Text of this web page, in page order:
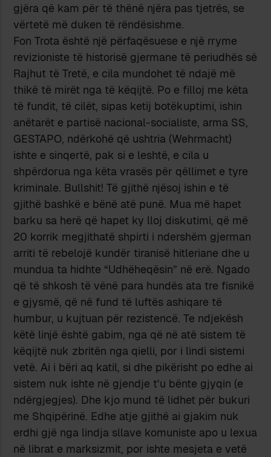
gjëra që kam për të thënë njëra pas tjetrës, se
vërtetë më duken të rëndësishme.
Fon Trota është një përfaqësuese e një rryme
revizioniste të historisë gjermane të periudhës së
Rajhut të Tretë, e cila mundohet të ndajë më
thikë të mirët nga të këqijtë. Po e filloj me këta
të fundit, të cilët, sipas ketij botëkuptimi, ishin
anëtarët e partisë nacional-socialiste, arma SS,
GESTAPO, ndërkohë që ushtria (Wehrmacht)
ishte e sinqertë, pak si e leshtë, e cila u
shpërdorua nga këta vrasës për qëllimet e tyre
kriminale. Bullshit! Të gjithë njësoj ishin e të
gjithë bashkë e bënë atë punë. Mua më hapet
barku sa herë që hapet ky lloj diskutimi, që më
20 korrik megjithatë shpirti i ndershëm gjerman
arriti të rebelojë kundër tiranisë hitleriane dhe u
mundua ta hidhte “Udhëheqësin” në erë. Ngado
që të shkosh të vënë para hundës ata tre fisnikë
e gjysmë, që në fund të luftës ashiqare të
humbur, u kujtuan për rezistencë. Te ndjekësh
këtë linjë është gabim, nga që në atë sistem të
këqijtë nuk zbritën nga qielli, por i lindi sistemi
vetë. Ai i bëri aq katil, si dhe pikërisht po edhe ai
sistem nuk ishte në gjendje t’u bënte gjyqin (e
ndërgjegjes). Dhe kjo mund të lidhet për bukuri
me Shqipërinë. Edhe atje gjithë ai gjakim nuk
erdhi gjë nga lindja sllave komuniste apo u lexua
në librat e marksizmit, por ishte mesjeta e vetë